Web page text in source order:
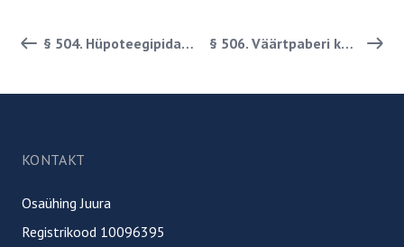
Paginatsiooni lingid
§ 504. Hüpoteegipidaja õiguse välistamine § 506. Väärtpaberi kehtetuks tunnistamise avaldus
Jalus
KONTAKT
Osaühing Juura
Registrikood 10096395